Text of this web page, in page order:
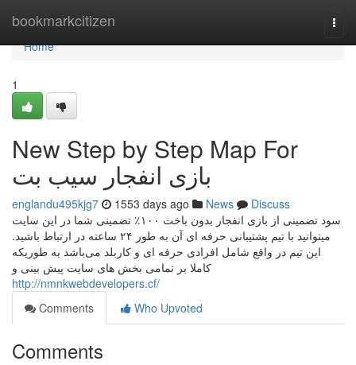
bookmarkcitizen
Home
Home
1
New Step by Step Map For
بازی انفجار سیب بت
englandu495kjg7 1553 days ago News
Discuss
سود تضمینی از بازی انفجار بدون باخت ۱۰۰٪ تضمینی شما در این سایت
میتوانید با تیم پشتیبانی حرفه ای آن به طور ۲۴ ساعته در ارتباط باشید.
این تیم در واقع شامل افرادی حرفه ای و کاربلد می‌باشد به طوریکه
کاملا بر تمامی بخش های سایت پیش بینی و
http://nmnkwebdevelopers.cf/
Comments
Who Upvoted
Comments